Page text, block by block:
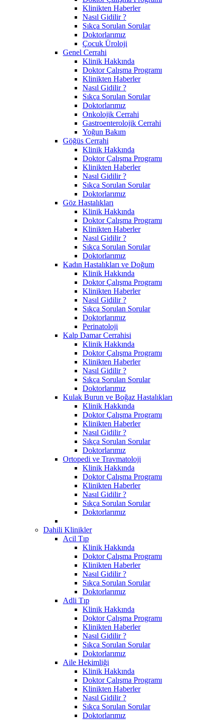
Klinikten Haberler
Nasıl Gidilir ?
Sıkça Sorulan Sorular
Doktorlarımız
Çocuk Üroloji
Genel Cerrahi
Klinik Hakkında
Doktor Çalışma Programı
Klinikten Haberler
Nasıl Gidilir ?
Sıkça Sorulan Sorular
Doktorlarımız
Onkolojik Cerrahi
Gastroenterolojik Cerrahi
Yoğun Bakım
Göğüs Cerrahi
Klinik Hakkında
Doktor Çalışma Programı
Klinikten Haberler
Nasıl Gidilir ?
Sıkça Sorulan Sorular
Doktorlarımız
Göz Hastalıkları
Klinik Hakkında
Doktor Çalışma Programı
Klinikten Haberler
Nasıl Gidilir ?
Sıkça Sorulan Sorular
Doktorlarımız
Kadın Hastalıkları ve Doğum
Klinik Hakkında
Doktor Çalışma Programı
Klinikten Haberler
Nasıl Gidilir ?
Sıkça Sorulan Sorular
Doktorlarımız
Perinatoloji
Kalp Damar Cerrahisi
Klinik Hakkında
Doktor Çalışma Programı
Klinikten Haberler
Nasıl Gidilir ?
Sıkça Sorulan Sorular
Doktorlarımız
Kulak Burun ve Boğaz Hastalıkları
Klinik Hakkında
Doktor Çalışma Programı
Klinikten Haberler
Nasıl Gidilir ?
Sıkça Sorulan Sorular
Doktorlarımız
Ortopedi ve Travmatoloji
Klinik Hakkında
Doktor Çalışma Programı
Klinikten Haberler
Nasıl Gidilir ?
Sıkça Sorulan Sorular
Doktorlarımız
Dahili Klinikler
Acil Tıp
Klinik Hakkında
Doktor Çalışma Programı
Klinikten Haberler
Nasıl Gidilir ?
Sıkça Sorulan Sorular
Doktorlarımız
Adli Tıp
Klinik Hakkında
Doktor Çalışma Programı
Klinikten Haberler
Nasıl Gidilir ?
Sıkça Sorulan Sorular
Doktorlarımız
Aile Hekimliği
Klinik Hakkında
Doktor Çalışma Programı
Klinikten Haberler
Nasıl Gidilir ?
Sıkça Sorulan Sorular
Doktorlarımız